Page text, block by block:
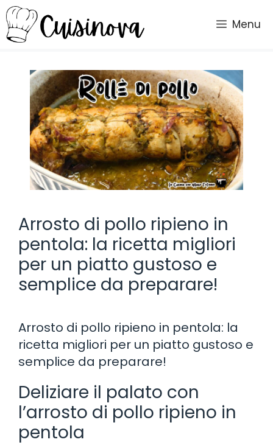
Vai
al
contenuto
Menu
Arrosto di pollo ripieno in
pentola: la ricetta migliori
per un piatto gustoso e
semplice da preparare!
Arrosto di pollo ripieno in pentola: la
ricetta migliori per un piatto gustoso e
semplice da preparare!
Deliziare il palato con
l’arrosto di pollo ripieno in
pentola